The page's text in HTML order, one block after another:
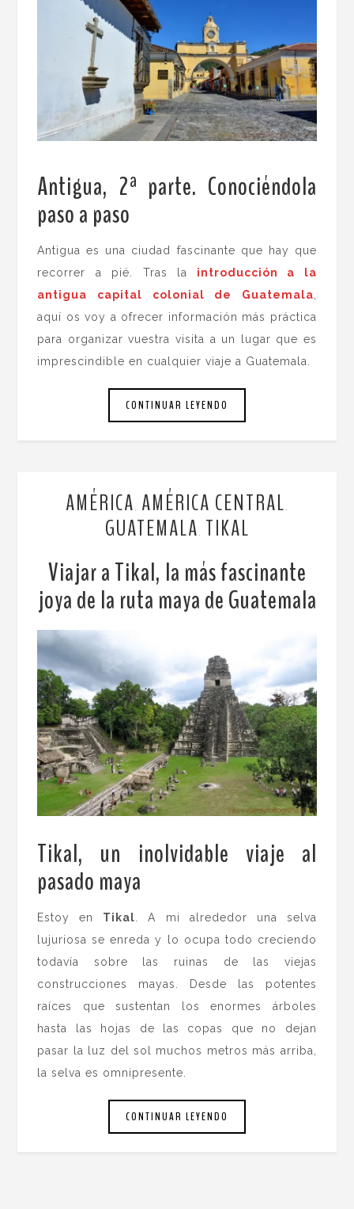
Antigua, 2ª parte. Conociéndola
paso a paso
Antigua es una ciudad fascinante que hay que
recorrer a pié. Tras la
introducción a la
antigua capital colonial de Guatemala
aquí os voy a ofrecer información más práctica
para organizar vuestra visita a un lugar que es
imprescindible en cualquier viaje a Guatemala.
CONTINUAR LEYENDO
AMÉRICA AMÉRICA CENTRAL
GUATEMALA TIKAL
Viajar a Tikal, la más fascinante
joya de la ruta maya de Guatemala
Tikal, un inolvidable viaje al
pasado maya
Estoy en Tikal. A mi alrededor una selva
lujuriosa se enreda y lo ocupa todo creciendo
todavía sobre las ruinas de las viejas
construcciones mayas. Desde las potentes
raíces que sustentan los enormes árboles
hasta las hojas de las copas que no dejan
pasar la luz del sol muchos metros más arriba,
la selva es omnipresente.
CONTINUAR LEYENDO